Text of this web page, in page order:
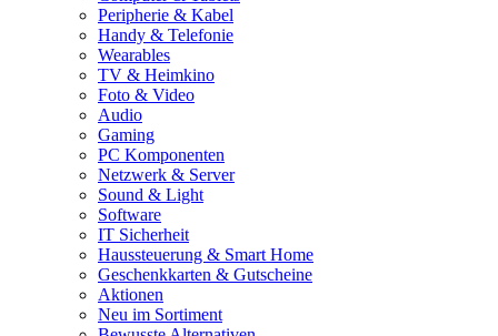
Peripherie & Kabel
Handy & Telefonie
Wearables
TV & Heimkino
Foto & Video
Audio
Gaming
PC Komponenten
Netzwerk & Server
Sound & Light
Software
IT Sicherheit
Haussteuerung & Smart Home
Geschenkkarten & Gutscheine
Aktionen
Neu im Sortiment